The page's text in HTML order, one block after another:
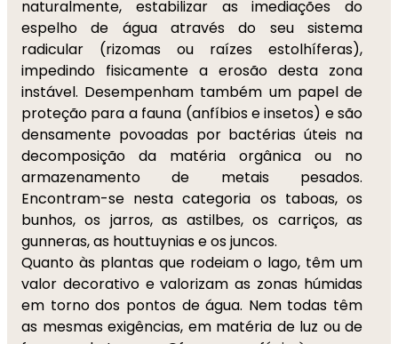
naturalmente, estabilizar as imediações do
espelho de água através do seu sistema
radicular (rizomas ou raízes estolhíferas),
impedindo fisicamente a erosão desta zona
instável. Desempenham também um papel de
proteção para a fauna (anfíbios e insetos) e são
densamente povoadas por bactérias úteis na
decomposição da matéria orgânica ou no
armazenamento de metais pesados.
Encontram-se nesta categoria os taboas, os
bunhos, os jarros, as astilbes, os carriços, as
gunneras, as houttuynias e os juncos.
Quanto às plantas que rodeiam o lago, têm um
valor decorativo e valorizam as zonas húmidas
em torno dos pontos de água. Nem todas têm
as mesmas exigências, em matéria de luz ou de